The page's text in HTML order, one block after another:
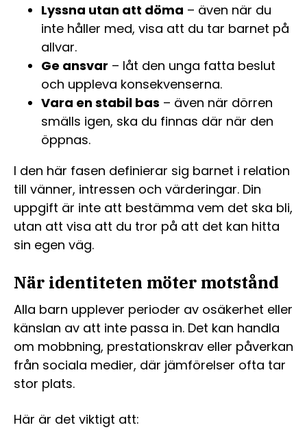
Lyssna utan att döma – även när du
inte håller med, visa att du tar barnet på
allvar.
Ge ansvar – låt den unga fatta beslut
och uppleva konsekvenserna.
Vara en stabil bas – även när dörren
smälls igen, ska du finnas där när den
öppnas.
I den här fasen definierar sig barnet i relation
till vänner, intressen och värderingar. Din
uppgift är inte att bestämma vem det ska bli,
utan att visa att du tror på att det kan hitta
sin egen väg.
När identiteten möter motstånd
Alla barn upplever perioder av osäkerhet eller
känslan av att inte passa in. Det kan handla
om mobbning, prestationskrav eller påverkan
från sociala medier, där jämförelser ofta tar
stor plats.
Här är det viktigt att: